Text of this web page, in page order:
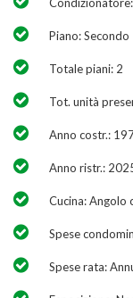
Piano: Secondo
Totale piani: 2
Tot. unità
Anno costr.:
Anno ristr.:
Cucina: Angolo
Spese
Spese rata: